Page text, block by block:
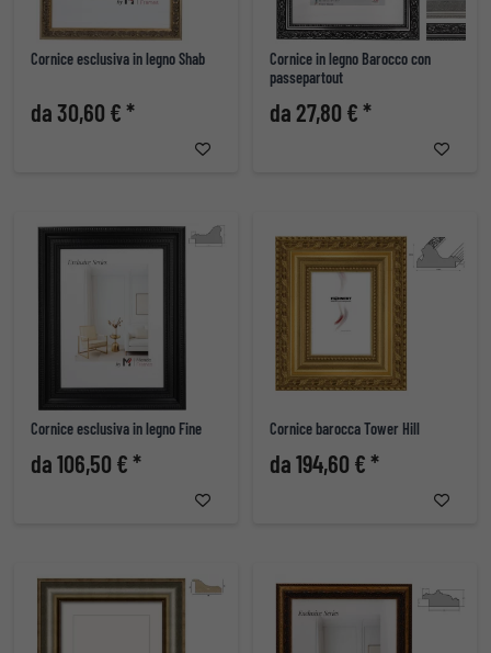
Cornice esclusiva in legno Shab
da 30,60 € *
Cornice in legno Barocco con
passepartout
da 27,80 € *
Cornice esclusiva in legno Fine
da 106,50 € *
Cornice barocca Tower Hill
da 194,60 € *